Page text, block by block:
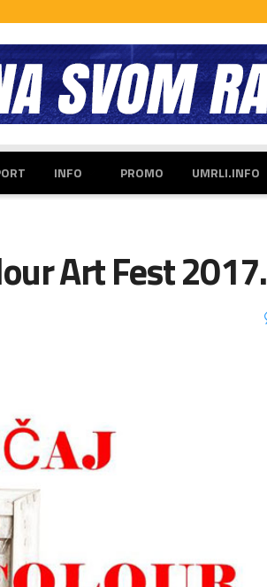
INFO PROMO UMRLI.INFO
Art Fest 2017.